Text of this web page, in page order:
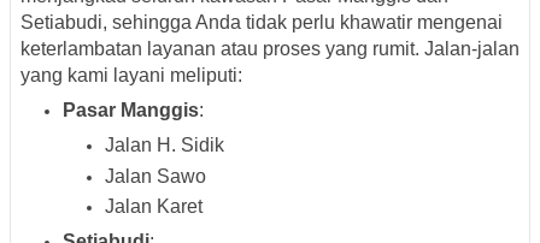
Setiabudi, sehingga Anda tidak perlu khawatir mengenai
keterlambatan layanan atau proses yang rumit. Jalan-jalan
yang kami layani meliputi:
Pasar Manggis:
Jalan H. Sidik
Jalan Sawo
Jalan Karet